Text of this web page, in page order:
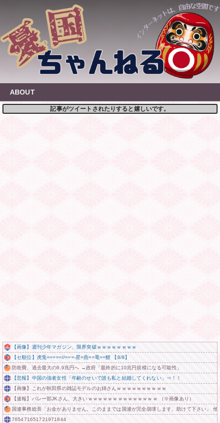
content
ABOUT
記事がツイートされたりすると嬉しいです。
【画像】週刊少年マガジン、限界突破ｗｗｗｗｗｗｗｗ
【セ順位】虎兎=====//===‐星=燕==竜==鯉 【8/8】
防衛費、過去最大の8.9兆円へ →政府「最終的に10兆円規模になる可能性」
【悲報】中国の強者女性「年齢のせいで誰も私と結婚してくれない」⇒！！
【画像】これが秋田県の雑誌モデルのお姉さんｗｗｗｗｗｗｗｗｗｗ
【速報】バレー部JKさん、大きいｗｗｗｗｗｗｗｗｗｗｗｗｗｗ （※画像あり）
国連事務総長「お金がありません。このままでは国連が完全崩壊します。助けて下さい」 他
765471651721971844